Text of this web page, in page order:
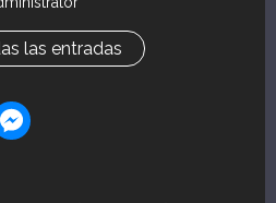
las entradas